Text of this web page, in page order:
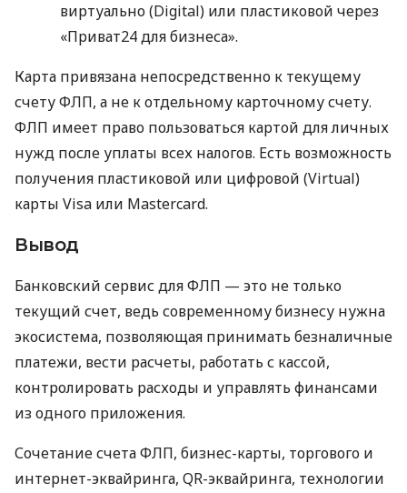
виртуально (Digital) или пластиковой через
«Приват24 для бизнеса».
Карта привязана непосредственно к текущему
счету ФЛП, а не к отдельному карточному счету.
ФЛП имеет право пользоваться картой для личных
нужд после уплаты всех налогов. Есть возможность
получения пластиковой или цифровой (Virtual)
карты Visa или Mastercard.
Вывод
Банковский сервис для ФЛП — это не только
текущий счет, ведь современному бизнесу нужна
экосистема, позволяющая принимать безналичные
платежи, вести расчеты, работать с кассой,
контролировать расходы и управлять финансами
из одного приложения.
Сочетание счета ФЛП, бизнес-карты, торгового и
интернет-эквайринга, QR-эквайринга, технологии